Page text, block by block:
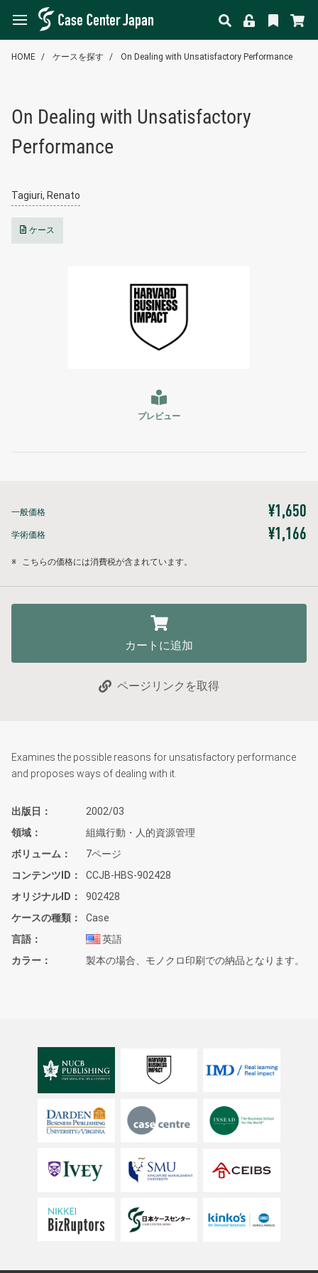
HOME ケースを探す On Dealing with Unsatisfactory Performance
On Dealing with Unsatisfactory
Performance
Tagiuri, Renato
ケース
プレビュー
一般価格 ¥1,650
学術価格 ¥1,166
※ こちらの価格には消費税が含まれています。
カートに追加
ページリンクを取得
Examines the possible reasons for unsatisfactory performance
and proposes ways of dealing with it.
出版日
2002/03
領域
組織行動・人的資源管理
ボリューム
7ページ
コンテンツID
CCJB-HBS-902428
オリジナルID
902428
ケースの種類
Case
言語
英語
カラー
製本の場合、モノクロ印刷での納品となります。